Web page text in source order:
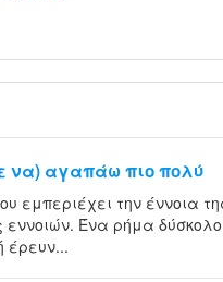
να) αγαπάω πιο πολύ
εμπεριέχει την έννοια
εννοιών. Ένα ρήμα
έρευν...